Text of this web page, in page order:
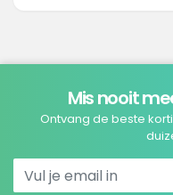
Mis nooit
Ontvang de beste